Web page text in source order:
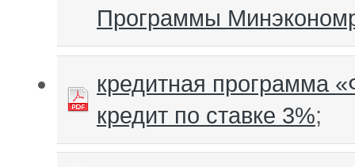
Программы
кредитная программа
кредит по ставке 3%;